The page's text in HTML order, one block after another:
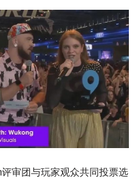
审团与玩家观众共同投票选